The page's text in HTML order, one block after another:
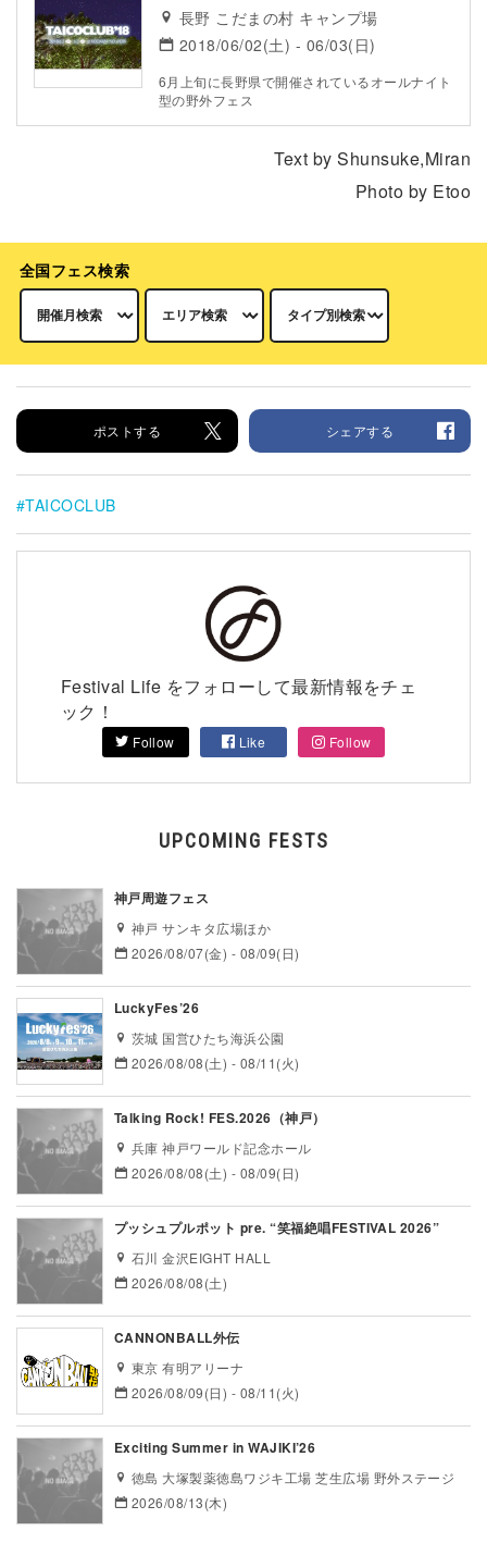
長野 こだまの村 キャンプ場
2018/06/02(土) - 06/03(日)
6月上旬に長野県で開催されているオールナイト
型の野外フェス
Text by Shunsuke,Miran
Photo by Etoo
全国フェス検索
ポストする シェアする
TAICOCLUB
Festival Life をフォローして最新情報をチェ
ック！
Follow Like Follow
UPCOMING FESTS
神戸周遊フェス
神戸 サンキタ広場ほか
2026/08/07(金) - 08/09(日)
LuckyFes’26
茨城 国営ひたち海浜公園
2026/08/08(土) - 08/11(火)
Talking Rock! FES.2026（神戸）
兵庫 神戸ワールド記念ホール
2026/08/08(土) - 08/09(日)
プッシュプルポット pre. “笑福絶唱FESTIVAL 2026”
石川 金沢EIGHT HALL
2026/08/08(土)
CANNONBALL外伝
東京 有明アリーナ
2026/08/09(日) - 08/11(火)
Exciting Summer in WAJIKI’26
徳島 大塚製薬徳島ワジキ工場 芝生広場 野外ステージ
2026/08/13(木)